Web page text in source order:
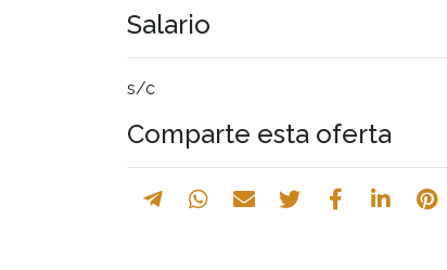
Salario
s/c
Comparte esta oferta